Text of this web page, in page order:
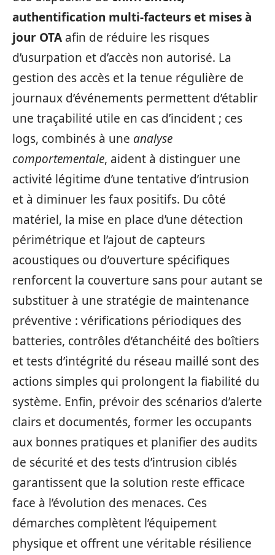
authentification multi-facteurs et mises à
jour OTA afin de réduire les risques
d’usurpation et d’accès non autorisé. La
gestion des accès et la tenue régulière de
journaux d’événements permettent d’établir
une traçabilité utile en cas d’incident ; ces
logs, combinés à une analyse
comportementale, aident à distinguer une
activité légitime d’une tentative d’intrusion
et à diminuer les faux positifs. Du côté
matériel, la mise en place d’une détection
périmétrique et l’ajout de capteurs
acoustiques ou d’ouverture spécifiques
renforcent la couverture sans pour autant se
substituer à une stratégie de maintenance
préventive : vérifications périodiques des
batteries, contrôles d’étanchéité des boîtiers
et tests d’intégrité du réseau maillé sont des
actions simples qui prolongent la fiabilité du
système. Enfin, prévoir des scénarios d’alerte
clairs et documentés, former les occupants
aux bonnes pratiques et planifier des audits
de sécurité et des tests d’intrusion ciblés
garantissent que la solution reste efficace
face à l’évolution des menaces. Ces
démarches complètent l’équipement
physique et offrent une véritable résilience